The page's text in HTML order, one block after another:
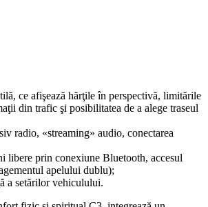
ce afişează hărţile în perspectivă, limitările
din trafic şi posibilitatea de a alege traseul
radio, «streaming» audio, conectarea
libere prin conexiune Bluetooth, accesul
apelului dublu);
a setărilor vehiculului.